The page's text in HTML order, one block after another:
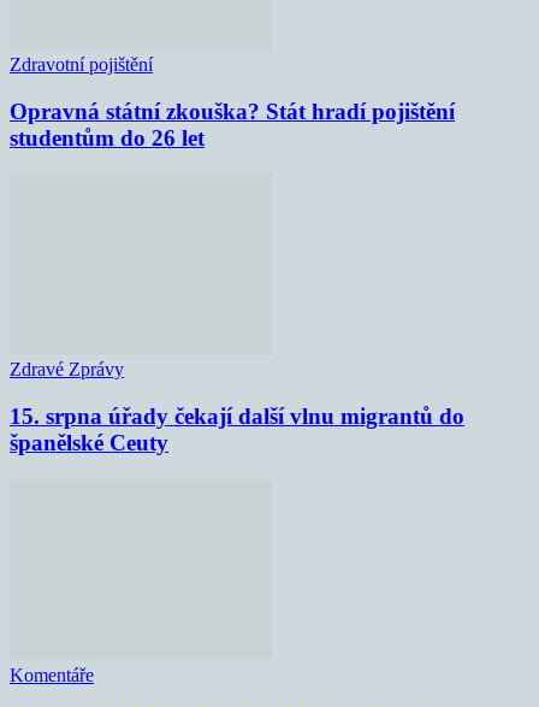
Zdravotní pojištění
Opravná státní zkouška? Stát hradí pojištění
studentům do 26 let
Zdravé Zprávy
15. srpna úřady čekají další vlnu migrantů do
španělské Ceuty
Komentáře